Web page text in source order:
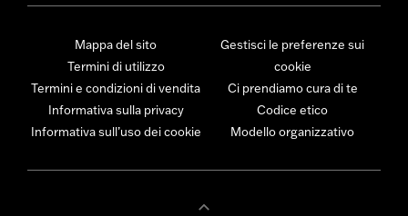
Mappa del sito
Termini di utilizzo
Termini e condizioni di vendita
Informativa sulla privacy
Informativa sull’uso dei cookie
Gestisci le preferenze sui
cookie
Ci prendiamo cura di te
Codice etico
Modello organizzativo